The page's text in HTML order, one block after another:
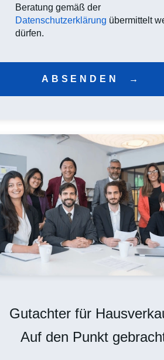
Beratung gemäß der
Datenschutzerklärung übermittelt
dürfen.
ABSENDEN  →
Gutachter für
Auf den Punkt